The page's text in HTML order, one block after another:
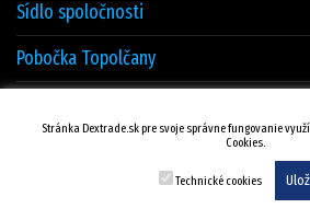
Sídlo spoločnosti
Pobočka Topolčany
Stránka Dextrade.sk pre svoje správne fungovanie
Cookies.
Technické cookies Ulož